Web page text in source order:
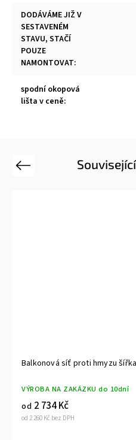
DODÁVÁME JIŽ V
SESTAVENÉM
STAVU, STAČÍ
POUZE
NAMONTOVAT:
spodní okopová
lišta v ceně:
Previous
Balkonová síť proti hmyzu
VÝROBA NA ZAKÁZKU do 10dní
od 2 260 Kč bez DPH
od 2 734 Kč